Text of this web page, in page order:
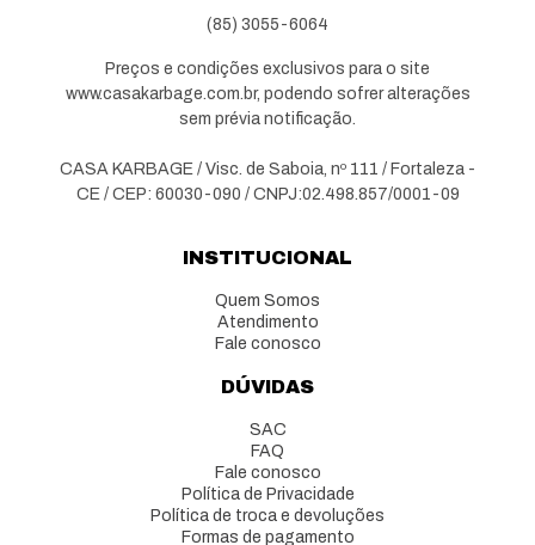
(85) 3055-6064
Preços e condições exclusivos para o site
www.casakarbage.com.br, podendo sofrer alterações
sem prévia notificação.
CASA KARBAGE / Visc. de Saboia, nº 111 / Fortaleza -
CE / CEP: 60030-090 / CNPJ:02.498.857/0001-09
INSTITUCIONAL
Quem Somos
Atendimento
Fale conosco
DÚVIDAS
SAC
FAQ
Fale conosco
Política de Privacidade
Política de troca e devoluções
Formas de pagamento